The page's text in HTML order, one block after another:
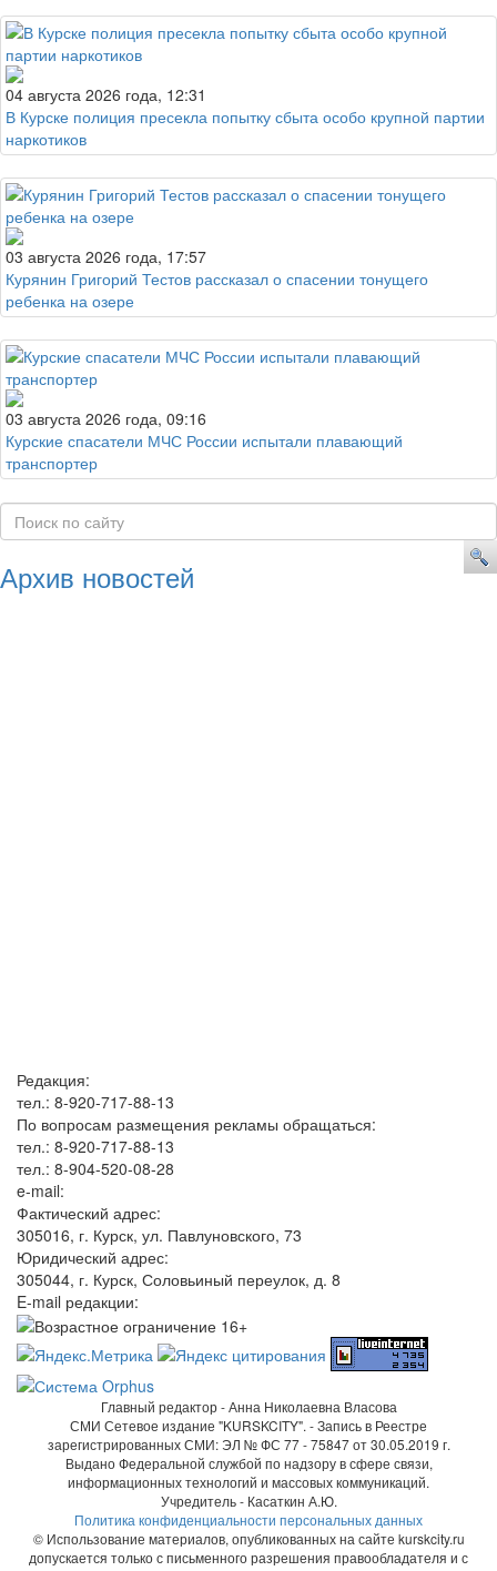
04 августа 2026 года, 12:31
В Курске полиция пресекла попытку сбыта особо крупной партии
наркотиков
03 августа 2026 года, 17:57
Курянин Григорий Тестов рассказал о спасении тонущего
ребенка на озере
03 августа 2026 года, 09:16
Курские спасатели МЧС России испытали плавающий
транспортер
Архив новостей
Редакция:
тел.: 8-920-717-88-13
По вопросам размещения рекламы обращаться:
тел.: 8-920-717-88-13
тел.: 8-904-520-08-28
e-mail:
Фактический адрес:
305016, г. Курск, ул. Павлуновского, 73
Юридический адрес:
305044, г. Курск, Соловьиный переулок, д. 8
E-mail редакции:
Главный редактор - Анна Николаевна Власова
СМИ Сетевое издание "KURSKCITY". - Запись в Реестре
зарегистрированных СМИ: ЭЛ № ФС 77 - 75847 от 30.05.2019 г.
Выдано Федеральной службой по надзору в сфере связи,
информационных технологий и массовых коммуникаций.
Учредитель - Касаткин А.Ю.
Политика конфиденциальности персональных данных
© Использование материалов, опубликованных на сайте kurskcity.ru
допускается только с письменного разрешения правообладателя и с